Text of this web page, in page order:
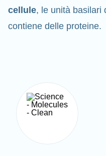
cellule, le unità basilari
contiene delle proteine.